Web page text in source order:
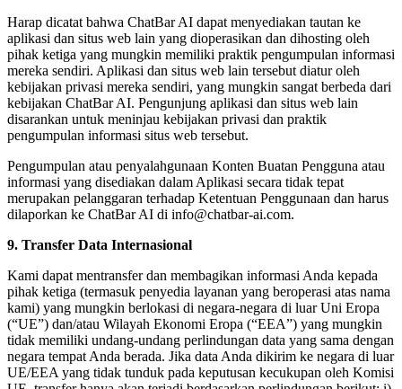
Harap dicatat bahwa ChatBar AI dapat menyediakan tautan ke
aplikasi dan situs web lain yang dioperasikan dan dihosting oleh
pihak ketiga yang mungkin memiliki praktik pengumpulan informasi
mereka sendiri. Aplikasi dan situs web lain tersebut diatur oleh
kebijakan privasi mereka sendiri, yang mungkin sangat berbeda dari
kebijakan ChatBar AI. Pengunjung aplikasi dan situs web lain
disarankan untuk meninjau kebijakan privasi dan praktik
pengumpulan informasi situs web tersebut.
Pengumpulan atau penyalahgunaan Konten Buatan Pengguna atau
informasi yang disediakan dalam Aplikasi secara tidak tepat
merupakan pelanggaran terhadap Ketentuan Penggunaan dan harus
dilaporkan ke ChatBar AI di info@chatbar-ai.com.
9. Transfer Data Internasional
Kami dapat mentransfer dan membagikan informasi Anda kepada
pihak ketiga (termasuk penyedia layanan yang beroperasi atas nama
kami) yang mungkin berlokasi di negara-negara di luar Uni Eropa
(“UE”) dan/atau Wilayah Ekonomi Eropa (“EEA”) yang mungkin
tidak memiliki undang-undang perlindungan data yang sama dengan
negara tempat Anda berada. Jika data Anda dikirim ke negara di luar
UE/EEA yang tidak tunduk pada keputusan kecukupan oleh Komisi